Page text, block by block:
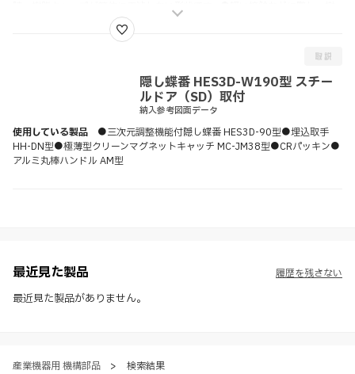
脂キャップがヒンジを保護します。●丸穴、長穴からお選びいただけます。
隠し蝶番 HES3D-W190型 スチー
ルドア（SD）取付
納入参考図面データ
使用している製品 ●三次元調整機能付隠し蝶番 HES3D-90型●埋込取手
HH-DN型●極薄型クリーンマグネットキャッチ MC-JM38型●CRパッキン●
アルミ丸棒ハンドル AM型
最近見た製品
最近見た製品がありません。
履歴を残さない
産業機器用 機構部品 > 検索結果